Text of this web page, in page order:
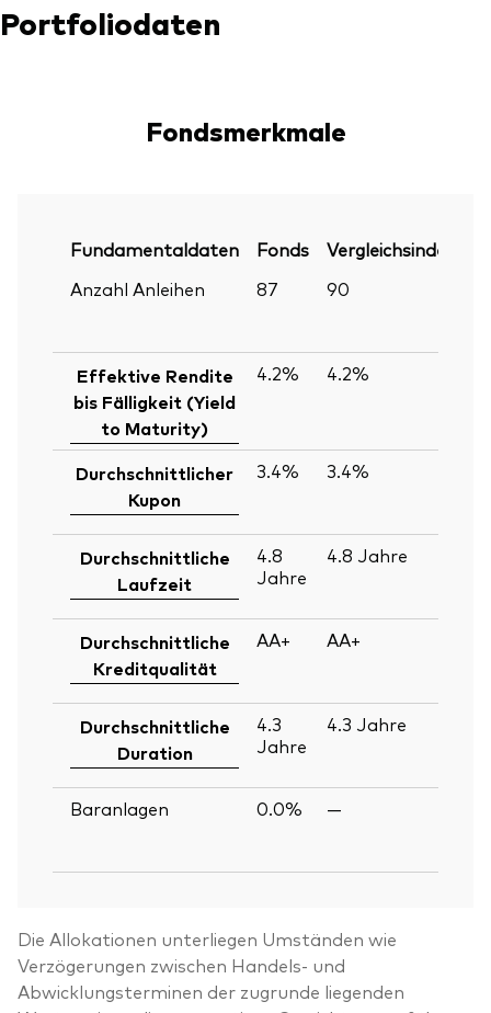
Portfoliodaten
Fondsmerkmale
Fundamentaldaten Fonds Vergleichsindex
Anzahl Anleihen
87 90
Effektive Rendite
bis Fälligkeit (Yield
to Maturity)
4.2% 4.2%
Durchschnittlicher
Kupon
3.4% 3.4%
Durchschnittliche
Laufzeit
4.8
Jahre
4.8 Jahre
Durchschnittliche
Kreditqualität
AA+ AA+
Durchschnittliche
Duration
4.3
Jahre
4.3 Jahre
Baranlagen
0.0% —
Die Allokationen unterliegen Umständen wie
Verzögerungen zwischen Handels- und
Abwicklungsterminen der zugrunde liegenden